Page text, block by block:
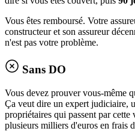
Vous êtes remboursé. Votre
constructeur et son assureur
n'est pas votre problème.
Sans DO
Vous devez prouver vous-même
Ça veut dire un expert judiciaire,
propriétaires qui passent par cette
plusieurs milliers d'euros en frais